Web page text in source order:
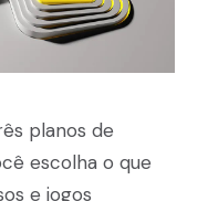
planos de
escolha o que
e jogos